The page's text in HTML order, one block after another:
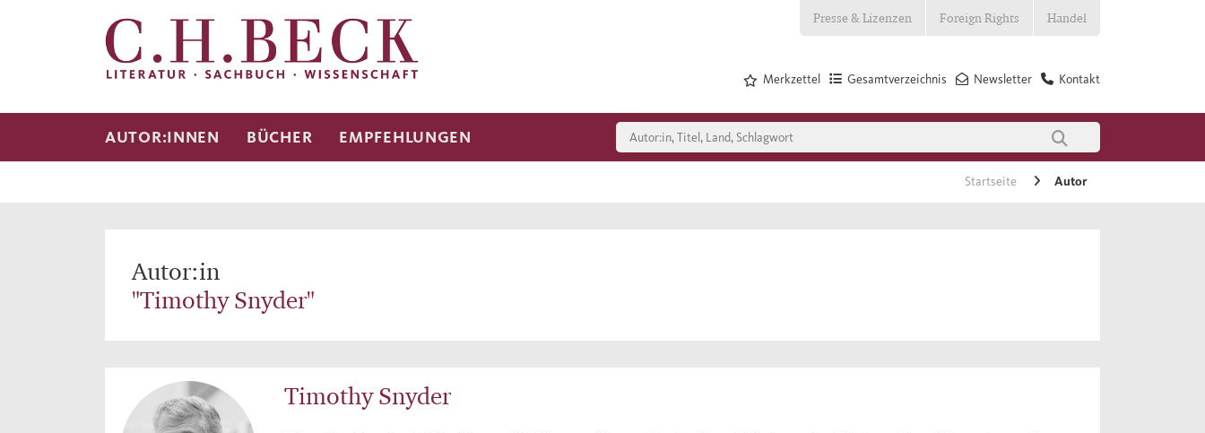
Presse & Lizenzen Foreign Rights Handel
Kontakt
Newsletter
Gesamtverzeichnis
Merkzettel
AUTOR:INNEN BÜCHER EMPFEHLUNGEN
Startseite Autor
Autor:in
"Timothy Snyder"
Timothy Snyder